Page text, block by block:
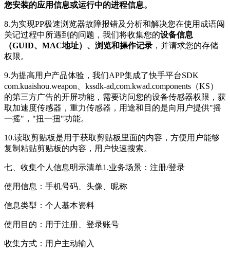
您安装的应用信息或运行中的进程信息。
8.为实现PP极速浏览器故障报错及分析和解决您在使用成语闯
关记过程中所遇到的问题，我们将收集您的设备信息
（GUID、MAC地址）、浏览和操作记录 ，并请求您的存储
权限。
9.为提高用户产品体验，我们APP集成了快手平台SDK
com.kuaishou.weapon、kssdk-ad,com.kwad.components（KS）
的第三方广告的开屏功能，需要访问您的设备传感器权限，获
取加速度传感器，重力传感器，用途和目的是向用户提供"摇
一摇"，"扭一扭"功能。
10.读取剪贴板是用于获取剪贴板里面的内容，方便用户能够
复制粘贴剪贴板的内容，用户快速搜索。
七、收集个人信息明示清单1.业务场景：注册/登录
使用信息：手机号码、头像、昵称
信息类型：个人基本资料
使用目的：用于注册、登录账号
收集方式：用户主动输入